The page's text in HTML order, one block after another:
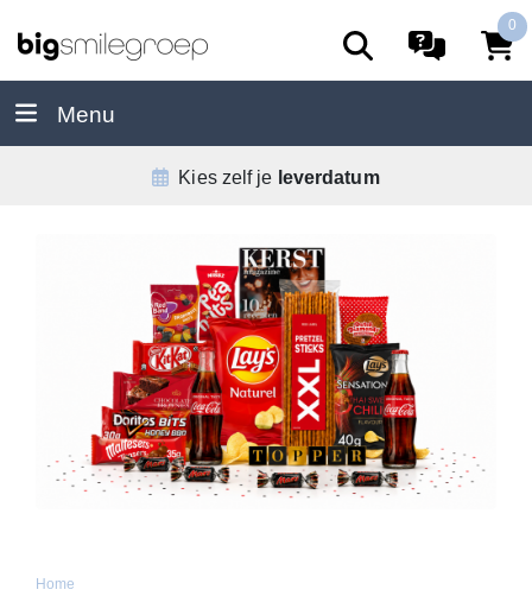
0
Menu
Deallerbesteservice
Home